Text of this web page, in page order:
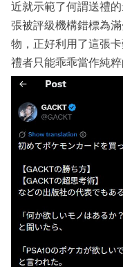
近就示範了何謂送禮
張被評級機構錯標為
物，正好利用了這張
禮者只能乖乖當作純粹